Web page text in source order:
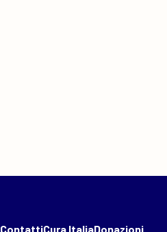
ContattiCura ItaliaDonazioni